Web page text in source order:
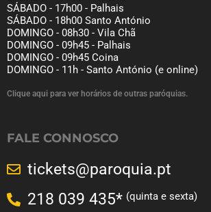
SÁBADO - 17h00 - Palhais
SÁBADO - 18h00 Santo António
DOMINGO - 08h30 - Vila Chã
DOMINGO - 09h45 - Palhais
DOMINGO - 09h45 Coina
DOMINGO - 11h - Santo António (e online)
Clique aqui para ver horários de outras paróquias.
FALE CONNOSCO
tickets@paroquia.pt
218 039 435* (quinta e sexta)